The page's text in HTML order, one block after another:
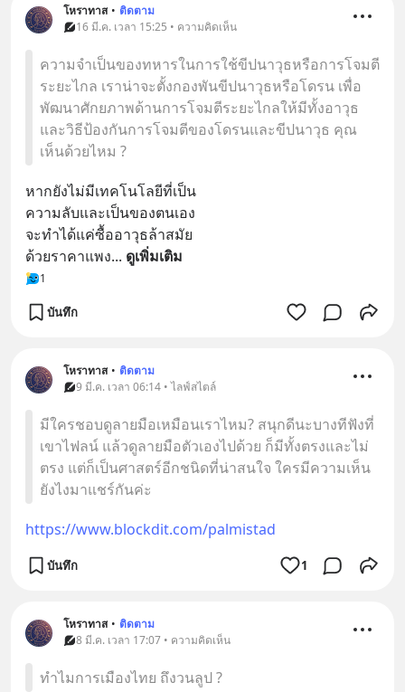
โหราทาส • ติดตาม
16 มี.ค. เวลา 15:25 • ความคิดเห็น
ความจำเป็นของทหารในการใช้ขีปนาวุธหรือการโจมตี
ระยะไกล เราน่าจะตั้งกองพันขีปนาวุธหรือโดรน เพื่อ
พัฒนาศักยภาพด้านการโจมตีระยะไกลให้มีทั้งอาวุธ
และวิธีป้องกันการโจมตีของโดรนและขีปนาวุธ คุณ
เห็นด้วยไหม ?
หากยังไม่มีเทคโนโลยีที่เป็น
ความลับและเป็นของตนเอง
จะทำได้แค่ซื้ออาวุธล้าสมัย
ด้วยราคาแพง... ดูเพิ่มเติม
1
บันทึก
โหราทาส • ติดตาม
9 มี.ค. เวลา 06:14 • ไลฟ์สไตล์
มีใครชอบดูลายมือเหมือนเราไหม? สนุกดีนะบางทีฟังที่
เขาไฟลน์ แล้วดูลายมือตัวเองไปด้วย ก็มีทั้งตรงและไม่
ตรง แต่ก็เป็นศาสตร์อีกชนิดที่น่าสนใจ ใครมีความเห็น
ยังไงมาแชร์กันค่ะ
https://www.blockdit.com/palmistad
บันทึก 1
โหราทาส • ติดตาม
8 มี.ค. เวลา 17:07 • ความคิดเห็น
ทำไมการเมืองไทย ถึงวนลูป ?